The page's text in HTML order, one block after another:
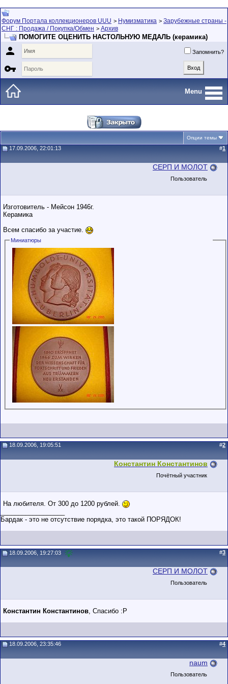
Форум Портала коллекционеров UUU > Нумизматика > Зарубежные страны -
СНГ : Продажа / Покупка/Обмен > Архив
ПОМОГИТЕ ОЦЕНИТЬ НАСТОЛЬНУЮ МЕДАЛЬ (керамика)
 Запомнить?

Menu
Опции темы
17.09.2006, 22:01:13 #1
CEРП И МОЛОТ
Пользователь
Изготовитель - Мейсон 1946г.
Керамика
Всем спасибо за участие.
Миниатюры
18.09.2006, 19:05:51 #2
Константин Константинов
Почётный участник
На любителя. От 300 до 1200 рублей.
Бардак - это не отсутствие порядка, это такой ПОРЯДОК!
18.09.2006, 19:27:03 #3
CEРП И МОЛОТ
Пользователь
Константин Константинов, Спасибо :P
18.09.2006, 23:35:46 #4
naum
Пользователь